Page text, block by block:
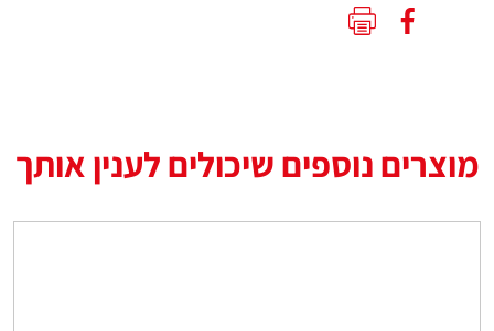
מוצרים נוספים שיכולים לענין אותך